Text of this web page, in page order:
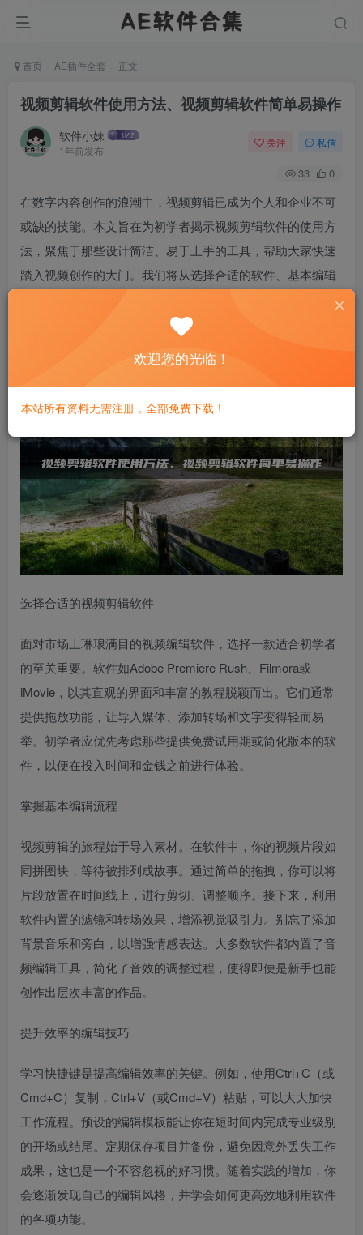
首页 AE插件全套 正文
视频剪辑软件使用方法、视频剪辑软件简单易操作
软件小妹
1年前发布
关注 私信
33 0
在数字内容创作的浪潮中，视频剪辑已成为个人和企业不可
或缺的技能。本文旨在为初学者揭示视频剪辑软件的使用方
法，聚焦于那些设计简洁、易于上手的工具，帮助大家快速
踏入视频创作的大门。我们将从选择合适的软件、基本编辑
流程以及提升效率的技巧三个方面展开，确保每位读者都能
轻松掌握视频编辑的艺术，即便你是零基础。
选择合适的视频剪辑软件
面对市场上琳琅满目的视频编辑软件，选择一款适合初学者
的至关重要。软件如Adobe Premiere Rush、Filmora或
iMovie，以其直观的界面和丰富的教程脱颖而出。它们通常
提供拖放功能，让导入媒体、添加转场和文字变得轻而易
举。初学者应优先考虑那些提供免费试用期或简化版本的软
件，以便在投入时间和金钱之前进行体验。
掌握基本编辑流程
视频剪辑的旅程始于导入素材。在软件中，你的视频片段如
同拼图块，等待被排列成故事。通过简单的拖拽，你可以将
片段放置在时间线上，进行剪切、调整顺序。接下来，利用
软件内置的滤镜和转场效果，增添视觉吸引力。别忘了添加
背景音乐和旁白，以增强情感表达。大多数软件都内置了音
频编辑工具，简化了音效的调整过程，使得即便是新手也能
创作出层次丰富的作品。
提升效率的编辑技巧
学习快捷键是提高编辑效率的关键。例如，使用Ctrl+C（或
Cmd+C）复制，Ctrl+V（或Cmd+V）粘贴，可以大大加快
工作流程。预设的编辑模板能让你在短时间内完成专业级别
的开场或结尾。定期保存项目并备份，避免因意外丢失工作
成果，这也是一个不容忽视的好习惯。随着实践的增加，你
会逐渐发现自己的编辑风格，并学会如何更高效地利用软件
的各项功能。
欢迎您的光临！
本站所有资料无需注册，全部免费下载！